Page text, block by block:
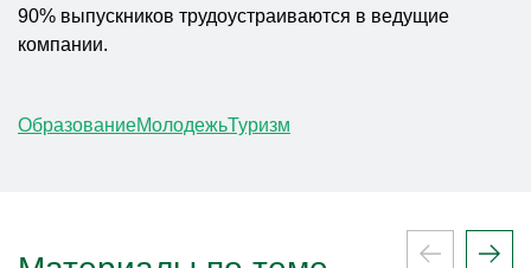
90% выпускников трудоустраиваются в ведущие
компании.
ОбразованиеМолодежьТуризм